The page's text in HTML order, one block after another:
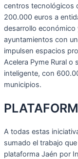
centros tecnológicos
200.000 euros a
desarrollo económico
ayuntamientos con
impulsen espacios
Acelera Pyme Rural o
inteligente, con
municipios.
A todas estas
sumado el trabajo
plataforma Jaén por